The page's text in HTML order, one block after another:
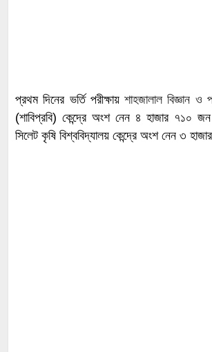
প্রথম দিনের ভর্তি পরীক্ষায় শাহজালাল বিজ্ঞান ও
(শাবিপ্রবি) কেন্দ্রে অংশ নেন ৪ হাজার ৭১০ জন
সিলেট কৃষি বিশ্ববিদ্যালয় কেন্দ্রে অংশ নেন ৩